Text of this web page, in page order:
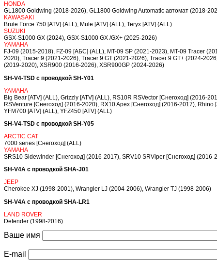
HONDA
GL1800 Goldwing (2018-2026), GL1800 Goldwing Automatic автомат (2018-
KAWASAKI
Brute Force 750 [ATV] (ALL), Mule [ATV] (ALL), Teryx [ATV] (ALL)
SUZUKI
GSX-S1000 GX (2024), GSX-S1000 GX /GX+ (2025-2026)
YAMAHA
FJ-09 (2015-2018), FZ-09 [АБС] (ALL), MT-09 SP (2021-2023), MT-09 Tracer
2020), Tracer 9 (2021-2026), Tracer 9 GT (2021-2026), Tracer 9 GT+ (2024-
(2019-2020), XSR900 (2016-2026), XSR900GP (2024-2026)
SH-V4-TSD с проводкой SH-Y01
YAMAHA
Big Bear [ATV] (ALL), Grizzly [ATV] (ALL), RS10R RSVector [Снегоход] (2016-
RSVenture [Снегоход] (2016-2020), RX10 Apex [Снегоход] (2016-2017),
YFM700 [ATV] (ALL), YFZ450 [ATV] (ALL)
SH-V4-TSD с проводкой SH-Y05
ARCTIC CAT
7000 series [Снегоход] (ALL)
YAMAHA
SRS10 Sidewinder [Снегоход] (2016-2017), SRV10 SRViper [Снегоход] (2016-
SH-V4A с проводкой SHA-J01
JEEP
Cherokee XJ (1998-2001), Wrangler LJ (2004-2006), Wrangler TJ (1998-2006)
SH-V4A с проводкой SHA-LR1
LAND ROVER
Defender (1998-2016)
Ваше имя
E-mail